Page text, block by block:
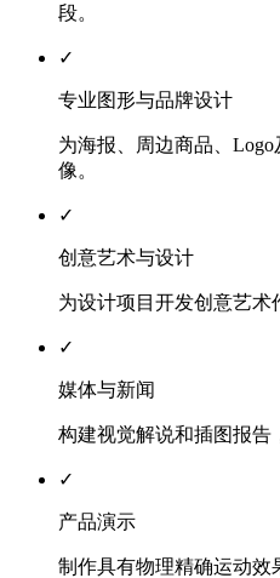
段。
✓
专业图形与品牌设计
为海报、周边商品、
像。
✓
创意艺术与设计
为设计项目开发创意艺术
✓
媒体与新闻
构建视觉解说和插图报告
✓
产品演示
制作具有物理精确运动效